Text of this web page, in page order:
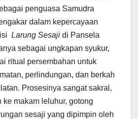
penguasa Samudra
dalam kepercayaan
Larung Sesaji di Pansela
sebagai ungkapan syukur,
ritual persembahan untuk
perlindungan, dan berkah
Prosesinya sangat sakral,
ke makam leluhur, gotong
sesaji yang dipimpin oleh